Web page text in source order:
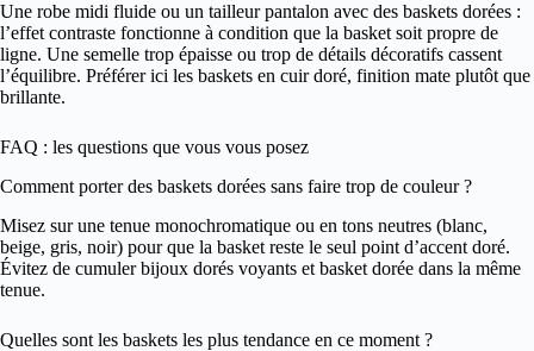
Une robe midi fluide ou un tailleur pantalon avec des baskets dorées :
l’effet contraste fonctionne à condition que la basket soit propre de
ligne. Une semelle trop épaisse ou trop de détails décoratifs cassent
l’équilibre. Préférer ici les baskets en cuir doré, finition mate plutôt que
brillante.
FAQ : les questions que vous vous posez
Comment porter des baskets dorées sans faire trop de couleur ?
Misez sur une tenue monochromatique ou en tons neutres (blanc,
beige, gris, noir) pour que la basket reste le seul point d’accent doré.
Évitez de cumuler bijoux dorés voyants et basket dorée dans la même
tenue.
Quelles sont les baskets les plus tendance en ce moment ?